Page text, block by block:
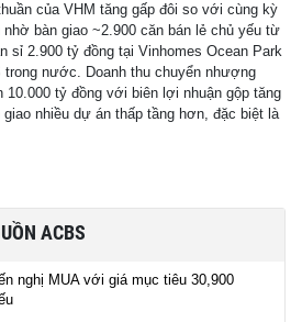
của VHM tăng gấp đôi so với cùng kỳ
bàn giao ~2.900 căn bán lẻ chủ yếu từ
sỉ 2.900 tỷ đồng tại Vinhomes Ocean Park
nước. Doanh thu chuyển nhượng
10.000 tỷ đồng với biên lợi nhuận gộp tăng
nhiều dự án thấp tầng hơn, đặc biệt là
ACBS
nghị MUA với giá mục tiêu 30,900